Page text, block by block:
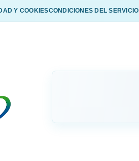
Y COOKIESCONDICIONES DEL SERVICIO